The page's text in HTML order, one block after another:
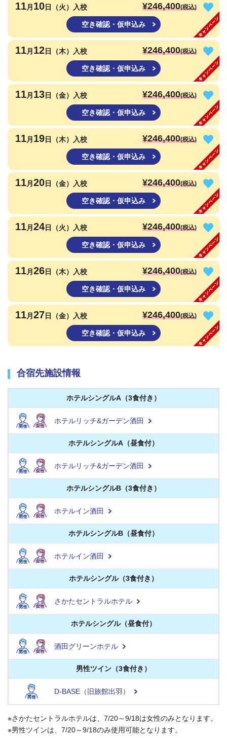
11月 10日（火）入校 ¥246,400(税込)
空き確認・仮申込み
11月 12日（木）入校 ¥246,400(税込)
空き確認・仮申込み
11月 13日（金）入校 ¥246,400(税込)
空き確認・仮申込み
11月 19日（木）入校 ¥246,400(税込)
空き確認・仮申込み
11月 20日（金）入校 ¥246,400(税込)
空き確認・仮申込み
11月 24日（火）入校 ¥246,400(税込)
空き確認・仮申込み
11月 26日（木）入校 ¥246,400(税込)
空き確認・仮申込み
11月 27日（金）入校 ¥246,400(税込)
空き確認・仮申込み
合宿先施設情報
ホテルシングルA（3食付き）
ホテルリッチ&ガーデン酒田
ホテルシングルA（昼食付）
ホテルリッチ&ガーデン酒田
ホテルシングルB（3食付き）
ホテルイン酒田
ホテルシングルB（昼食付）
ホテルイン酒田
ホテルシングル（3食付き）
さかたセントラルホテル
ホテルシングル（昼食付）
酒田グリーンホテル
男性ツイン（3食付き）
D-BASE（旧旅館出羽）
※さかたセントラルホテルは、7/20～9/18は女性のみとなります。
※男性ツインは、7/20～9/18のみ使用可能となります。